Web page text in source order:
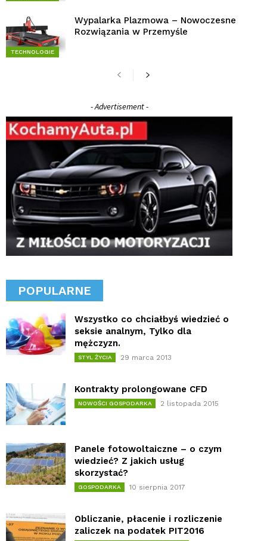
TECHNOLOGIE
Wypalarka Plazmowa – Nowoczesne
Rozwiązania w Przemyśle
- Advertisement -
POPULARNE
Wszystko co chciałbyś wiedzieć o
seksie analnym, Tylko dla
mężczyzn.
STYL ŻYCIA 29 marca 2013
Kontrakty prolongowane CFD
NOWOŚCI GOSPODARKA 2 listopada 2015
Panele fotowoltaiczne – o czym
wiedzieć? Z jakich usług
skorzystać?
GOSPODARKA 10 sierpnia 2017
Obliczanie, płacenie i rozliczenie
zaliczek na podatek PIT2016